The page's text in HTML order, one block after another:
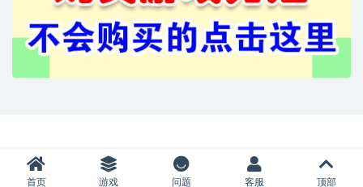
首页 游戏 问题 客服 顶部